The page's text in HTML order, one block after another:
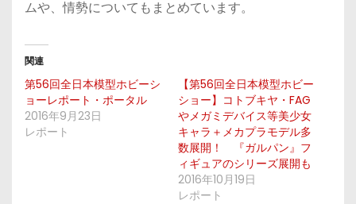
ムや、情勢についてもまとめています。
関連
第56回全日本模型ホビーシ
ョーレポート・ポータル
2016年9月23日
レポート
【第56回全日本模型ホビー
ショー】コトブキヤ・FAG
やメガミデバイス等美少女
キャラ＋メカプラモデル多
数展開！ 『ガルパン』フ
ィギュアのシリーズ展開も
2016年10月19日
レポート